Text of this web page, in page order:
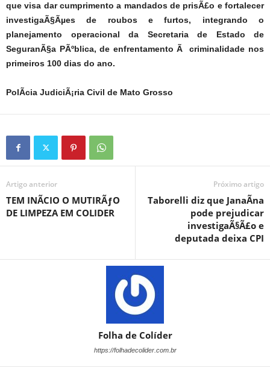
que visa dar cumprimento a mandados de prisÃ£o e fortalecer
investigaÃ§Ãµes de roubos e furtos, integrando o
planejamento operacional da Secretaria de Estado de
SeguranÃ§a PÃºblica, de enfrentamento Ã criminalidade nos
primeiros 100 dias do ano.
PolÃ­cia JudiciÃ¡ria Civil de Mato Grosso
Artigo anterior
TEM INÃCIO O MUTIRÃƒO
DE LIMPEZA EM COLIDER
Próximo artigo
Taborelli diz que JanaÃ­na
pode prejudicar
investigaÃ§Ã£o e
deputada deixa CPI
Folha de Colíder
https://folhadecolider.com.br